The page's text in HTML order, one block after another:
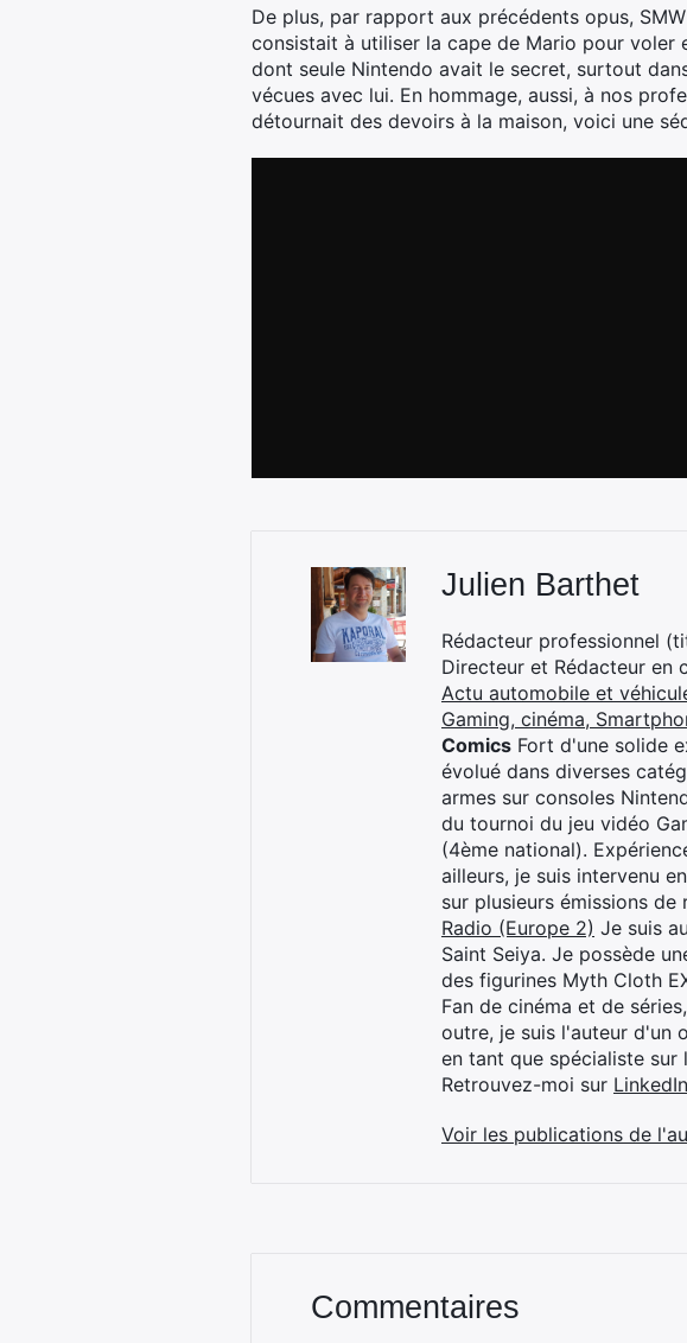
De plus, par rapport aux précédents opus,
consistait à utiliser la cape de Mario pour voler
dont seule Nintendo avait le secret, surtout
vécues avec lui. En hommage, aussi, à nos
détournait des devoirs à la maison, voici une
Julien Barthet
Rédacteur professionnel
Directeur et Rédacteur en
Actu automobile et
Gaming, cinéma,
Comics Fort d'une solide
évolué dans diverses
armes sur consoles
du tournoi du jeu vidéo
(4ème national).
ailleurs, je suis intervenu
sur plusieurs émissions
Radio (Europe 2) Je suis
Saint Seiya. Je possède
des figurines Myth Cloth
Fan de cinéma et de
outre, je suis l'auteur d'un
en tant que spécialiste sur
Retrouvez-moi sur LinkedIn
Voir les publications de
Commentaires